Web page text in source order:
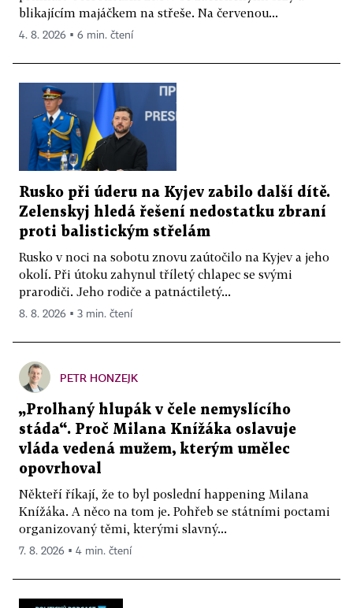
blikajícím majáčkem na střeše. Na červenou...
4. 8. 2026 ▪ 6 min. čtení
Rusko při úderu na Kyjev zabilo další dítě.
Zelenskyj hledá řešení nedostatku zbraní
proti balistickým střelám
Rusko v noci na sobotu znovu zaútočilo na Kyjev a jeho
okolí. Při útoku zahynul tříletý chlapec se svými
prarodiči. Jeho rodiče a patnáctiletý...
8. 8. 2026 ▪ 3 min. čtení
PETR HONZEJK
„Prolhaný hlupák v čele nemyslícího
stáda“. Proč Milana Knížáka oslavuje
vláda vedená mužem, kterým umělec
opovrhoval
Někteří říkají, že to byl poslední happening Milana
Knížáka. A něco na tom je. Pohřeb se státními poctami
organizovaný těmi, kterými slavný...
7. 8. 2026 ▪ 4 min. čtení